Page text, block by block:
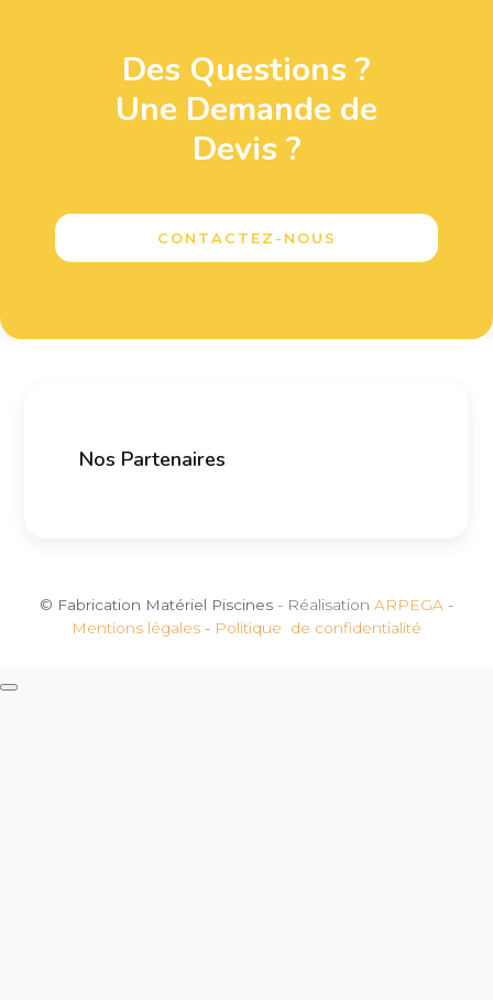
Des Questions ?
Une Demande de
Devis ?
CONTACTEZ-NOUS
Nos Partenaires
© Fabrication Matériel Piscines - Réalisation ARPEGA -
Mentions légales - Politique de confidentialité